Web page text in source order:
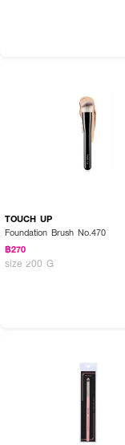
TOUCH UP
Foundation Brush No.470
฿270
size 200 G